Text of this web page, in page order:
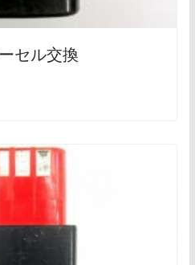
セル交換